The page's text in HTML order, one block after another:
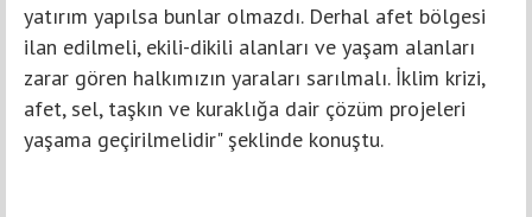
yatırım yapılsa bunlar olmazdı. Derhal afet bölgesi
ilan edilmeli, ekili-dikili alanları ve yaşam alanları
zarar gören halkımızın yaraları sarılmalı. İklim krizi,
afet, sel, taşkın ve kuraklığa dair çözüm projeleri
yaşama geçirilmelidir" şeklinde konuştu.